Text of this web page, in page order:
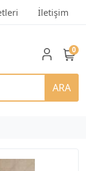
İletişim
ARA
0